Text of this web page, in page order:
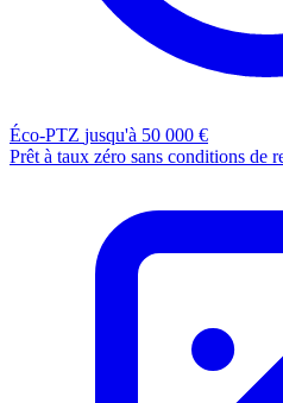
Éco-PTZ jusqu'à 50 000 €
Prêt à taux zéro sans conditions de